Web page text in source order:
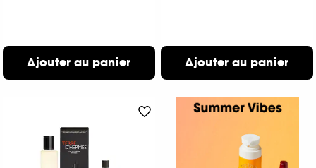
Ajouter au panier Ajouter au panier